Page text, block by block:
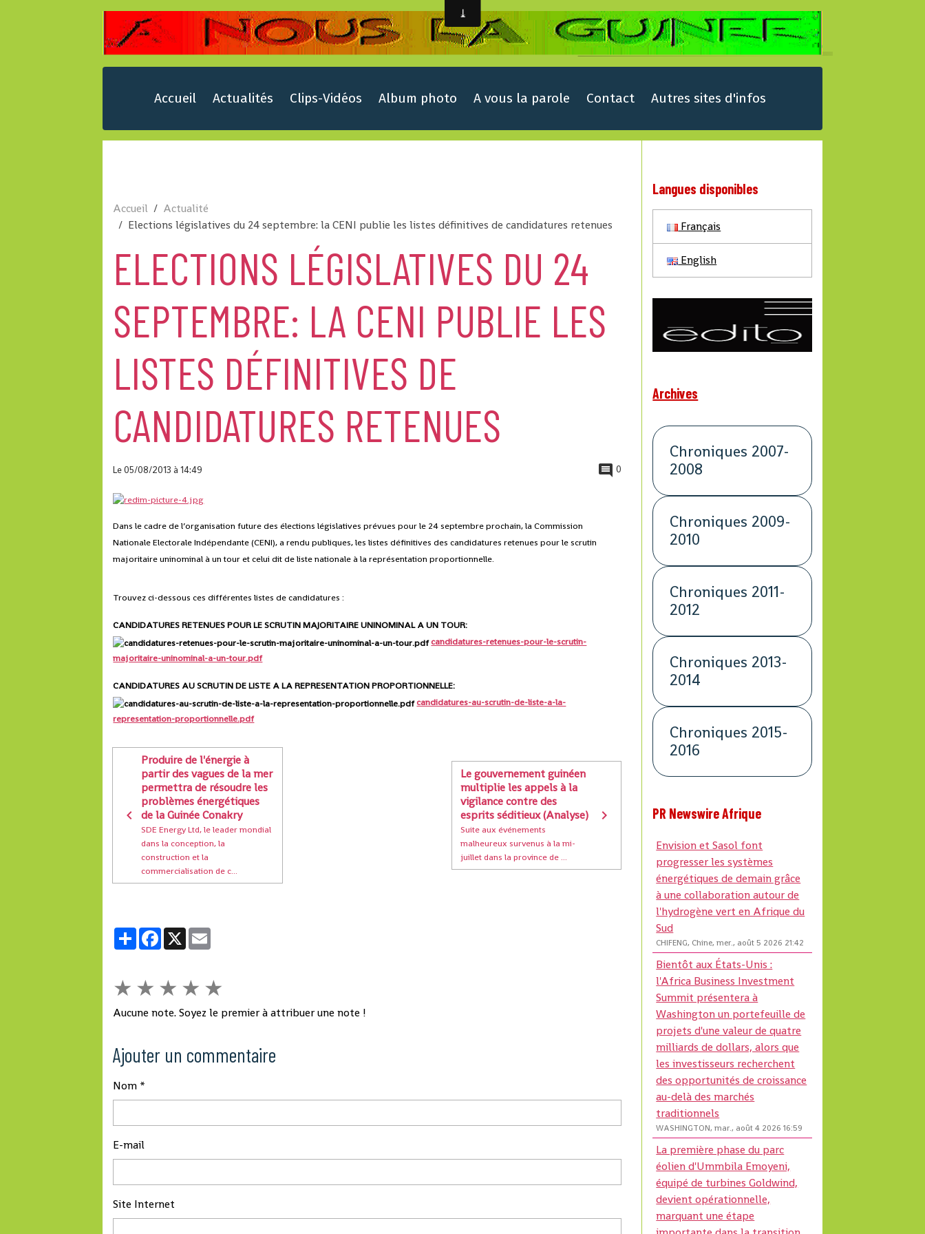
Accueil Actualités Clips-Vidéos Album photo A vous la parole Contact Autres sites d'infos
Accueil
Actualité
Elections législatives du 24 septembre: la CENI publie les listes définitives de candidatures retenues
ELECTIONS LÉGISLATIVES DU 24
SEPTEMBRE: LA CENI PUBLIE LES
LISTES DÉFINITIVES DE
CANDIDATURES RETENUES
Le 05/08/2013à 14:49 0
Dans le cadre de l’organisation future des élections législatives prévues pour le 24 septembre prochain, la Commission
Nationale Electorale Indépendante (CENI), a rendu publiques, les listes définitives des candidatures retenues pour le scrutin
majoritaire uninominal à un tour et celui dit de liste nationale à la représentation proportionnelle.
Trouvez ci-dessous ces différentes listes de candidatures :
CANDIDATURES RETENUES POUR LE SCRUTIN MAJORITAIRE UNINOMINAL A UN TOUR:
candidatures-retenues-pour-le-scrutin-
majoritaire-uninominal-a-un-tour.pdf
CANDIDATURES AU SCRUTIN DE LISTE A LA REPRESENTATION PROPORTIONNELLE:
candidatures-au-scrutin-de-liste-a-la-
representation-proportionnelle.pdf
Produire de l'énergie à
partir des vagues de la mer
permettra de résoudre les
problèmes énergétiques
de la Guinée Conakry
SDE Energy Ltd, le leader mondial
dans la conception, la
construction et la
commercialisation de c...
Le gouvernement guinéen
multiplie les appels à la
vigilance contre des
esprits séditieux (Analyse)
Suite aux événements
malheureux survenus à la mi-
juillet dans la province de ...
PartagerFacebook
X
★ ★ ★ ★ ★
Aucune note. Soyez le premier à attribuer une note !
Ajouter un commentaire
Nom
E-mail
Site Internet
Langues disponibles
Français
English
Archives
Chroniques 2007-
2008
Chroniques 2009-
2010
Chroniques 2011-
2012
Chroniques 2013-
2014
Chroniques 2015-
2016
PR Newswire Afrique
Envision et Sasol font
progresser les systèmes
énergétiques de demain grâce
à une collaboration autour de
l'hydrogène vert en Afrique du
Sud
CHIFENG, Chine, mer., août 5 2026 21:42
Bientôt aux États-Unis :
l'Africa Business Investment
Summit présentera à
Washington un portefeuille de
projets d'une valeur de quatre
milliards de dollars, alors que
les investisseurs recherchent
des opportunités de croissance
au-delà des marchés
traditionnels
WASHINGTON, mar., août 4 2026 16:59
La première phase du parc
éolien d'Ummbila Emoyeni,
équipé de turbines Goldwind,
devient opérationnelle,
marquant une étape